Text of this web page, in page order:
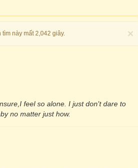
×
tìm này mất 2,042 giây.
feel so alone. I just don't dare to
no matter just how.